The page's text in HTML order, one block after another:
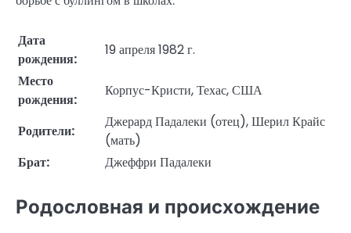
Дата
рождения:
19 апреля 1982 г.
Место
рождения:
Корпус-Кристи, Техас, США
Родители:
Джерард Падалеки (отец), Шерил Крайс
(мать)
Брат:
Джеффри Падалеки
Родословная и происхождение